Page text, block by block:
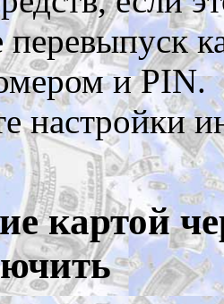
перевыпуск
и PIN.
настройки
картой